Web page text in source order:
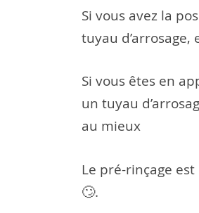
Si vous avez la
tuyau
Si vous êtes en
un tuyau
au mieux
Le pré-rinçage
🙄.